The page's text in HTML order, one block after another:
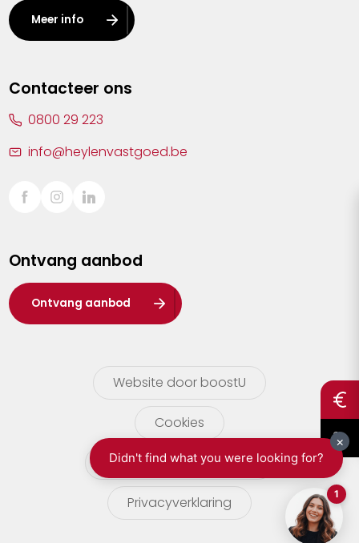
Leuven
Lier
Sint-Truiden
Waasland
Wuustwezel
Zoersel
Meer info
Contacteer ons
0800 29 223
info@heylenvastgoed.be
Ontvang aanbod
Ontvang aanbod
Website door boostU
Cookies
gebruikersvoorwaarden
Privacyverklaring